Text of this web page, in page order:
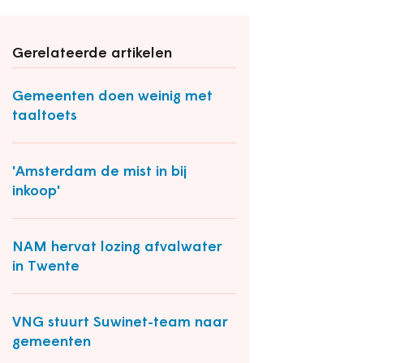
Gerelateerde artikelen
Gemeenten doen weinig met
taaltoets
'Amsterdam de mist in bij
inkoop'
NAM hervat lozing afvalwater
in Twente
VNG stuurt Suwinet-team naar
gemeenten